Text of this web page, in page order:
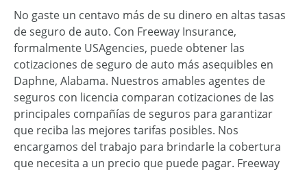
No gaste un centavo más de su dinero en altas tasas
de seguro de auto. Con Freeway Insurance,
formalmente USAgencies, puede obtener las
cotizaciones de seguro de auto más asequibles en
Daphne, Alabama. Nuestros amables agentes de
seguros con licencia comparan cotizaciones de las
principales compañías de seguros para garantizar
que reciba las mejores tarifas posibles. Nos
encargamos del trabajo para brindarle la cobertura
que necesita a un precio que puede pagar. Freeway